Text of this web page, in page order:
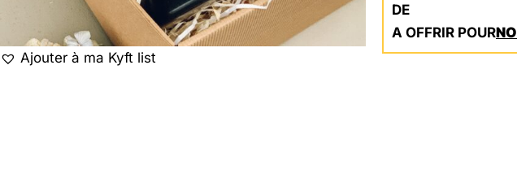
Ajouter à ma Kyft list
DE
A OFFRIR POUR